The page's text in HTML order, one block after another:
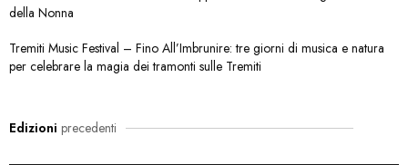
della Nonna
Tremiti Music Festival – Fino All’Imbrunire: tre giorni di musica e natura
per celebrare la magia dei tramonti sulle Tremiti
Edizioni precedenti